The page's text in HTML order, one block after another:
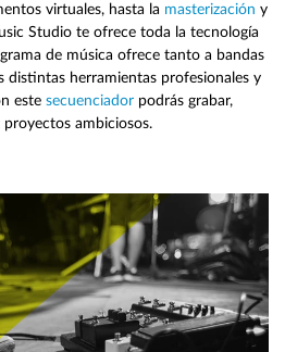
virtuales, hasta la masterización y
Studio te ofrece toda la tecnología
de música ofrece tanto a bandas
distintas herramientas profesionales y
este secuenciador podrás grabar,
ambiciosos.